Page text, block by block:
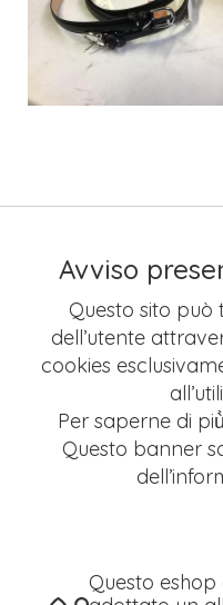
Avviso
Questo sito
dell’utente
cookies
Per saperne di
Questo banner
Questo